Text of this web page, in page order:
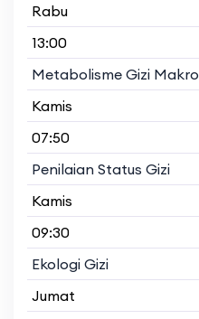
Rabu
13:00
Metabolisme Gizi Makro
Kamis
07:50
Penilaian Status Gizi
Kamis
09:30
Ekologi Gizi
Jumat